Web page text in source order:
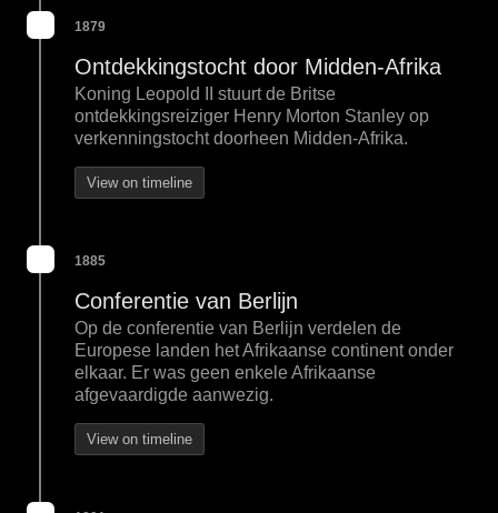
1879
Ontdekkingstocht door Midden-Afrika
Koning Leopold II stuurt de Britse
ontdekkingsreiziger Henry Morton Stanley op
verkenningstocht doorheen Midden-Afrika.
View on timeline
1885
Conferentie van Berlijn
Op de conferentie van Berlijn verdelen de
Europese landen het Afrikaanse continent onder
elkaar. Er was geen enkele Afrikaanse
afgevaardigde aanwezig.
View on timeline